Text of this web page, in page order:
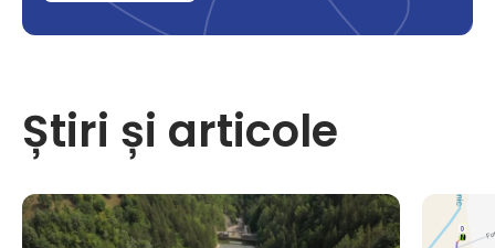
Știri și articole